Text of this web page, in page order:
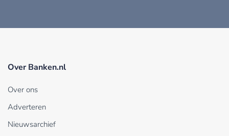
Over Banken.nl
Over ons
Adverteren
Nieuwsarchief